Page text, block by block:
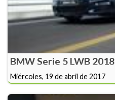
BMW Serie 5 LWB 2018
Miércoles, 19 de abril de 2017